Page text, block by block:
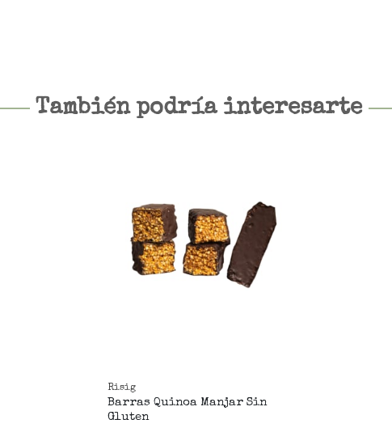
También podría interesarte
Risig
Barras Quinoa Manjar Sin
Gluten